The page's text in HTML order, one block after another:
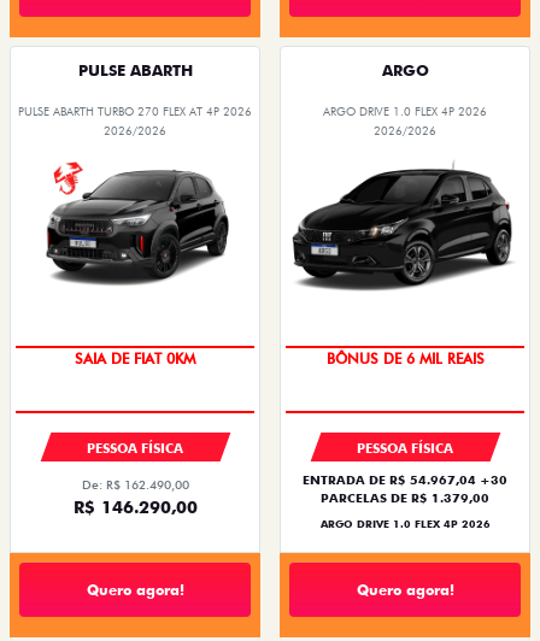
PULSE ABARTH
PULSE ABARTH TURBO 270 FLEX AT 4P 2026
2026/2026
PESSOA FÍSICA
De: R$ 162.490,00
R$ 146.290,00
Quero agora!
ARGO
ARGO DRIVE 1.0 FLEX 4P 2026
2026/2026
PESSOA FÍSICA
ENTRADA DE R$ 54.967,04 +30
PARCELAS DE R$ 1.379,00
ARGO DRIVE 1.0 FLEX 4P 2026
Quero agora!